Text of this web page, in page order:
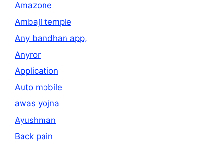
Amazone
Ambaji temple
Any bandhan app,
Anyror
Application
Auto mobile
awas yojna
Ayushman
Back pain